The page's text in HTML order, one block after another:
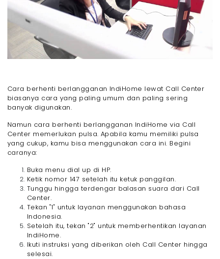
Cara berhenti berlangganan IndiHome lewat Call Center
biasanya cara yang paling umum dan paling sering
banyak digunakan.
Namun cara berhenti berlangganan IndiHome via Call
Center memerlukan pulsa. Apabila kamu memiliki pulsa
yang cukup, kamu bisa menggunakan cara ini. Begini
caranya:
Buka menu dial up di HP.
Ketik nomor 147 setelah itu ketuk panggilan.
Tunggu hingga terdengar balasan suara dari Call
Center.
Tekan "1" untuk layanan menggunakan bahasa
Indonesia.
Setelah itu, tekan "2" untuk memberhentikan layanan
IndiHome.
Ikuti instruksi yang diberikan oleh Call Center hingga
selesai.